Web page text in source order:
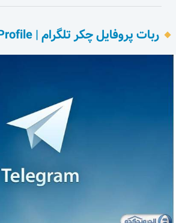
ربات پروفایل چکر تلگرام | Who Views My Profile?